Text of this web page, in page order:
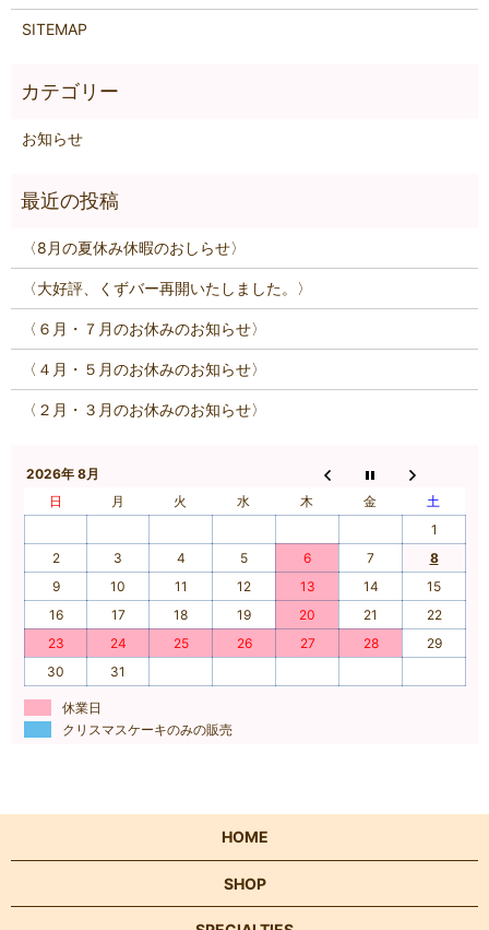
SITEMAP
お知らせ
〈8月の夏休み休暇のおしらせ〉
〈大好評、くずバー再開いたしました。〉
〈６月・７月のお休みのお知らせ〉
〈４月・５月のお休みのお知らせ〉
〈２月・３月のお休みのお知らせ〉
2026年 8月
日
月 火 水 木 金
土
1
2
3 4 5 6 7
8
9
10 11 12 13 14
15
16
17 18 19 20 21
22
23
24 25 26 27 28
29
30
31
休業日
クリスマスケーキのみの販売
HOME
SHOP